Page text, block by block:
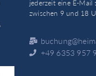
jederzeit eine E-Mail
zwischen 9 und 18
+49 6353 957